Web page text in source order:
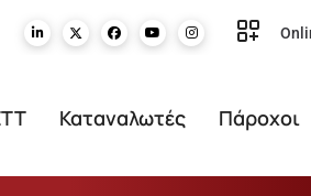
Καταναλωτές Πάροχοι